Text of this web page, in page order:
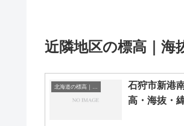
近隣地区の標高｜海
石狩市新港
高・海抜・